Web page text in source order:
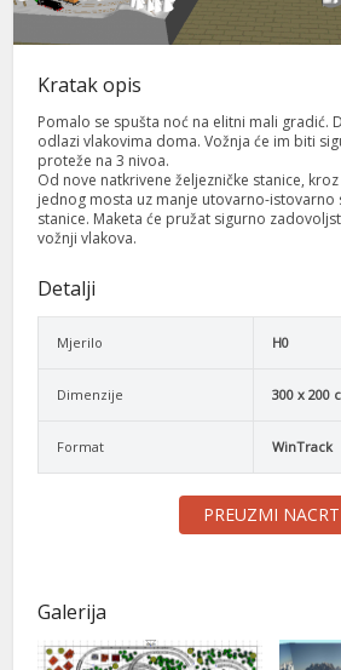
Kratak opis
Pomalo se spušta noć na elitni mali gradić.
odlazi vlakovima doma. Vožnja će im biti
proteže na 3 nivoa.
Od nove natkrivene željezničke stanice,
jednog mosta uz manje utovarno-istovarno
stanice. Maketa će pružat sigurno
vožnji vlakova.
Detalji
Mjerilo H0
Dimenzije 300 x 200
Format WinTrack
PREUZMI NACRT
Galerija